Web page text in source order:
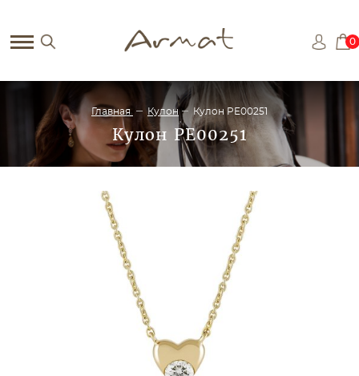
0
Главная Кулон Кулон PE00251
Кулон PE00251